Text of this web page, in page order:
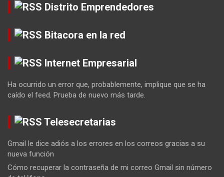
Distrito Emprendedores
Bitacora en la red
Internet Empresarial
Ha ocurrido un error que, probablemente, implique que se ha
caído el feed. Prueba de nuevo más tarde.
Telesecretarias
Gmail le dice adiós a los errores en los correos gracias a su
nueva función
Cómo recuperar la contraseña de mi correo Gmail sin número